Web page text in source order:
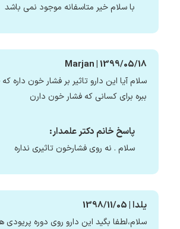
با سلام خیر متاسفانه موجود نمی باشد
Marjan | 1399/05/18
سلام آیا این دارو تاثیر بر فشار خون داره
ببره برای کسانی که فشار خون دارن
پاسخ خانم دکتر علمدار:
سلام . نه روی فشارخون تاثیری نداره
یلدا | 1398/11/05
سلام،لطفا بگید این دارو روی دوره پریودی